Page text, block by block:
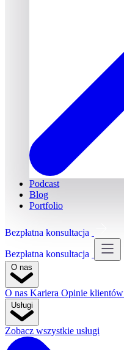
Podcast
Blog
Portfolio
Bezpłatna konsultacja
Bezpłatna konsultacja
O nas Kariera Opinie klientów
Zobacz wszystkie usługi